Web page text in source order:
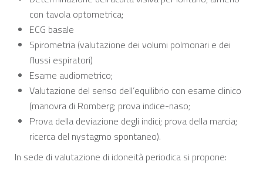
con tavola optometrica;
ECG basale
Spirometria (valutazione dei volumi polmonari e dei
flussi espiratori)
Esame audiometrico;
Valutazione del senso dell’equilibrio con esame clinico
(manovra di Romberg; prova indice-naso;
Prova della deviazione degli indici; prova della marcia;
ricerca del nystagmo spontaneo).
In sede di valutazione di idoneità periodica si propone: